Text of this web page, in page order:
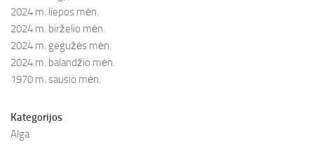
2024 m. liepos mėn.
2024 m. birželio mėn.
2024 m. gegužės mėn.
2024 m. balandžio mėn.
1970 m. sausio mėn.
Kategorijos
Alga